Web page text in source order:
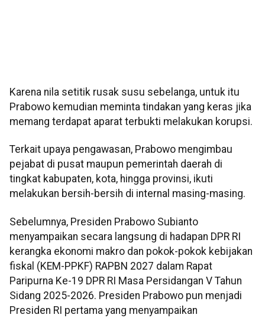
Karena nila setitik rusak susu sebelanga, untuk itu
Prabowo kemudian meminta tindakan yang keras jika
memang terdapat aparat terbukti melakukan korupsi.
Terkait upaya pengawasan, Prabowo mengimbau
pejabat di pusat maupun pemerintah daerah di
tingkat kabupaten, kota, hingga provinsi, ikuti
melakukan bersih-bersih di internal masing-masing.
Sebelumnya, Presiden Prabowo Subianto
menyampaikan secara langsung di hadapan DPR RI
kerangka ekonomi makro dan pokok-pokok kebijakan
fiskal (KEM-PPKF) RAPBN 2027 dalam Rapat
Paripurna Ke-19 DPR RI Masa Persidangan V Tahun
Sidang 2025-2026. Presiden Prabowo pun menjadi
Presiden RI pertama yang menyampaikan